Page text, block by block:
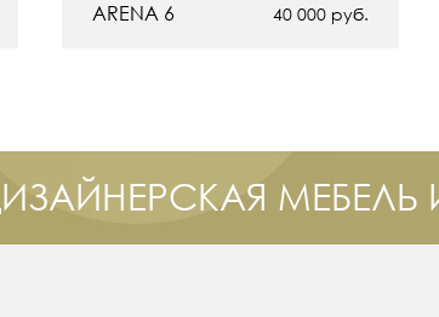
40 000 руб.
ARENA 6